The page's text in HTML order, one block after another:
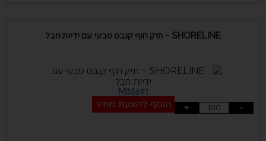
SHORELINE – תיק חוף קנבס טבעי עם ידיות חבל
M35691
-
+ הוסף להצעת מחיר